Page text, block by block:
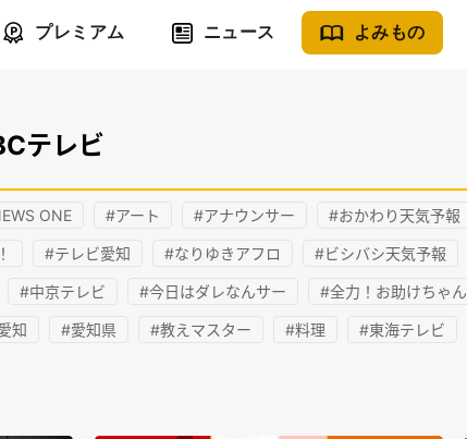
プレミアム ニュース よみもの
テレビ
ONE #アート #アナウンサー #おかわり天気予報
#テレビ愛知 #なりゆきアフロ #ビシバシ天気予報
#中京テレビ #今日はダレなんサー #全力！お助けちゃん
知 #愛知県 #教えマスター #料理 #東海テレビ